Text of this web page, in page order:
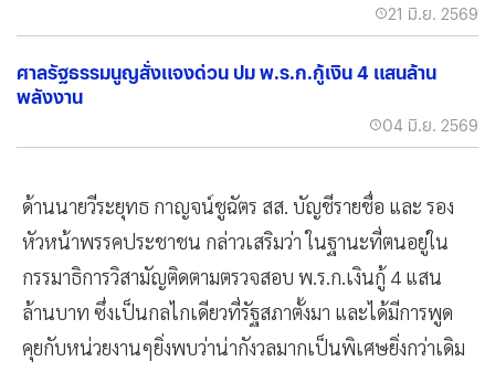
21 มิ.ย. 2569
ศาลรัฐธรรมนูญสั่งแจงด่วน ปม พ.ร.ก.กู้เงิน 4 แสนล้าน
พลังงาน
04 มิ.ย. 2569
ด้านนายวีระยุทธ กาญจน์ชูฉัตร สส. บัญชีรายชื่อ และ รอง
หัวหน้าพรรคประชาชน กล่าวเสริมว่า ในฐานะที่ตนอยู่ใน
กรรมาธิการวิสามัญติดตามตรวจสอบ พ.ร.ก.เงินกู้ 4 แสน
ล้านบาท ซึ่งเป็นกลไกเดียวที่รัฐสภาตั้งมา และได้มีการพูด
คุยกับหน่วยงานๆยิ่งพบว่าน่ากังวลมากเป็นพิเศษยิ่งกว่าเดิม